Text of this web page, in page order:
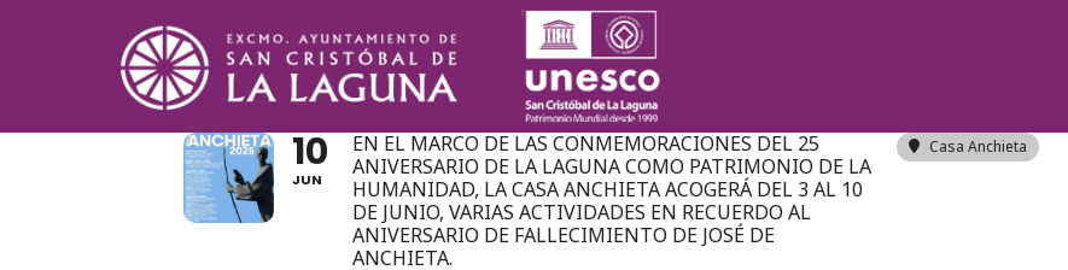
SEMANA ANCHIETA
10
JUN
EN EL MARCO DE LAS CONMEMORACIONES DEL 25
ANIVERSARIO DE LA LAGUNA COMO PATRIMONIO DE LA
HUMANIDAD, LA CASA ANCHIETA ACOGERÁ DEL 3 AL 10
DE JUNIO, VARIAS ACTIVIDADES EN RECUERDO AL
ANIVERSARIO DE FALLECIMIENTO DE JOSÉ DE
ANCHIETA.
Casa Anchieta